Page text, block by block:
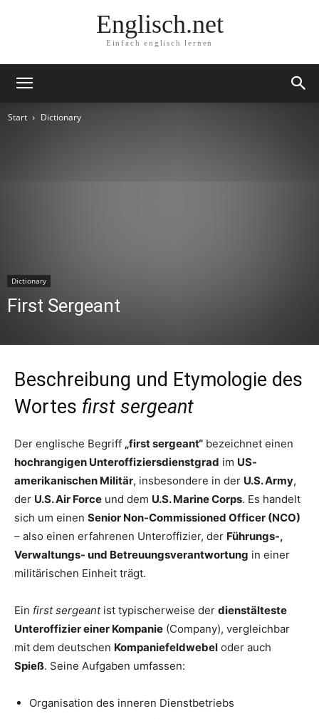
Englisch.net
Einfach englisch lernen
Start Dictionary
Dictionary
First Sergeant
Beschreibung und Etymologie des
Wortes first sergeant
Der englische Begriff „first sergeant“ bezeichnet einen
hochrangigen Unteroffiziersdienstgrad im US-
amerikanischen Militär, insbesondere in der U.S. Army,
der U.S. Air Force und dem U.S. Marine Corps. Es handelt
sich um einen Senior Non-Commissioned Officer (NCO)
– also einen erfahrenen Unteroffizier, der Führungs-,
Verwaltungs- und Betreuungsverantwortung in einer
militärischen Einheit trägt.
Ein first sergeantist typischerweise der dienstälteste
Unteroffizier einer Kompanie (Company), vergleichbar
mit dem deutschen Kompaniefeldwebel oder auch
Spieß. Seine Aufgaben umfassen:
Organisation des inneren Dienstbetriebs